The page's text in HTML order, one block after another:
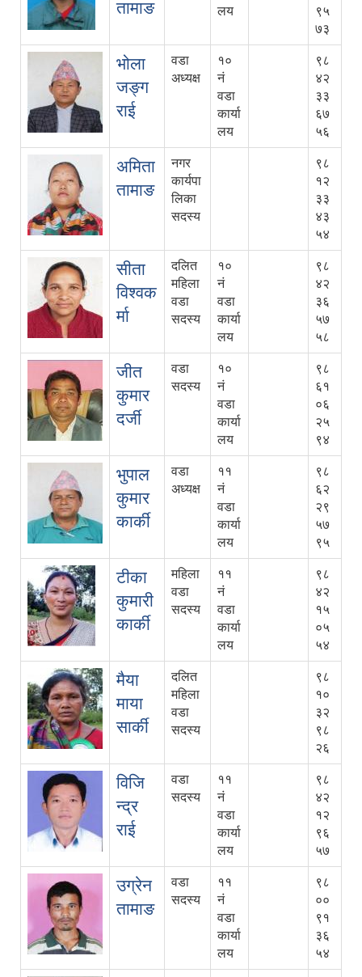
तामाङ
लय
९५
७३
भोला
जङ्ग
राई
वडा
अध्यक्ष
१०
नं
वडा
कार्या
लय
९८
४२
३३
६७
५६
अमिता
तामाङ
नगर
कार्यपा
लिका
सदस्य
९८
१२
३३
४३
५४
सीता
विश्वक
र्मा
दलित
महिला
वडा
सदस्य
१०
नं
वडा
कार्या
लय
९८
४२
३६
५७
५८
जीत
कुमार
दर्जी
वडा
सदस्य
१०
नं
वडा
कार्या
लय
९८
६१
०६
२५
९४
भुपाल
कुमार
कार्की
वडा
अध्यक्ष
११
नं
वडा
कार्या
लय
९८
६२
२९
५७
९५
टीका
कुमारी
कार्की
महिला
वडा
सदस्य
११
नं
वडा
कार्या
लय
९८
४२
१५
०५
५४
मैया
माया
सार्की
दलित
महिला
वडा
सदस्य
९८
१०
३२
९८
२६
विजि
न्द्र
राई
वडा
सदस्य
११
नं
वडा
कार्या
लय
९८
४२
१२
९६
५७
उग्रेन
तामाङ
वडा
सदस्य
११
नं
वडा
कार्या
लय
९८
००
९१
३६
५४